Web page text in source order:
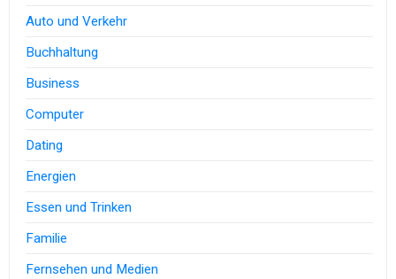
Auto und Verkehr
Buchhaltung
Business
Computer
Dating
Energien
Essen und Trinken
Familie
Fernsehen und Medien